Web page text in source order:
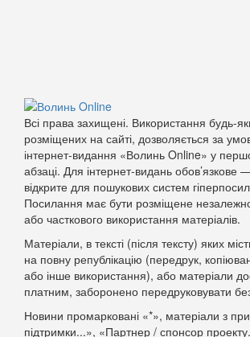
Всі права захищені. Використання будь-
розміщених на сайті, дозволяється за
інтернет-видання «Волинь Online» у
абзаці. Для інтернет-видань обов’язкове
відкрите для пошукових систем
Посилання має бути розміщене
або часткового використання матеріалів.
Матеріали, в тексті (після тексту) яких
на повну републікацію (передрук,
або інше використання), або матеріали
платним, заборонено передруковувати
Новини промарковані «*», матеріали з
підтримки...», «Партнер / спонсор